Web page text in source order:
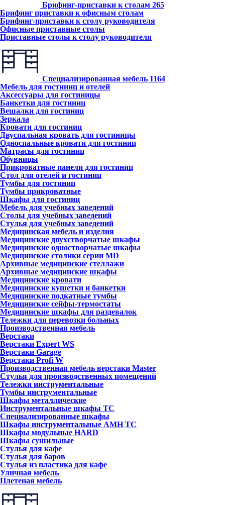
Брифинг-приставки к столам 265
Брифинг приставки к офисным столам
Брифинг-приставки к столу руководителя
Офисные приставные столы
Приставные столы к столу руководителя
Специализированная мебель 1164
Мебель для гостиниц и отелей
Аксессуары для гостиницы
Банкетки для гостиниц
Вешалки для гостиниц
Зеркала
Кровати для гостиниц
Двуспальная кровать для гостиницы
Односпальные кровати для гостиниц
Матрасы для гостиниц
Обувницы
Прикроватные панели для гостиниц
Стол для отелей и гостиниц
Тумбы для гостиниц
Тумбы прикроватные
Шкафы для гостиниц
Мебель для учебных заведений
Столы для учебных заведений
Стулья для учебных заведений
Медицинская мебель и изделия
Медицинские двухстворчатые шкафы
Медицинские одностворчатые шкафы
Медицинские столики серии MD
Архивные медицинские стеллажи
Архивные медицинские шкафы
Медицинские кровати
Медицинские кушетки и банкетки
Медицинские подкатные тумбы
Медицинские сейфы-термостаты
Медицинские шкафы для раздевалок
Тележки для перевозки больных
Производственная мебель
Верстаки
Верстаки Expert WS
Верстаки Garage
Верстаки Profi W
Производственная мебель верстаки Master
Стулья для производственных помещений
Тележки инструментальные
Тумбы инструментальные
Шкафы металлические
Инструментальные шкафы ТС
Специализированные шкафы
Шкафы инструментальные АМН ТС
Шкафы модульные HARD
Шкафы сушильные
Стулья для кафе
Стулья для баров
Стулья из пластика для кафе
Уличная мебель
Плетеная мебель